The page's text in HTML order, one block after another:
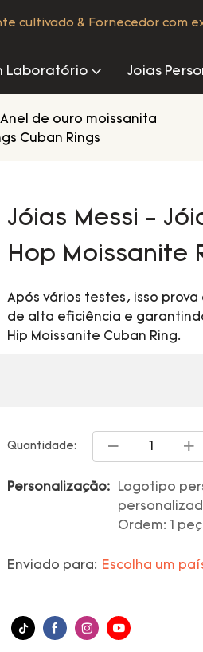
cultivado & Fornecedor com
Laboratório Joias
Anel de ouro moissanita
Cuban Rings
Jóias Messi -
Hop Moissanite
Após vários testes, isso
de alta eficiência e
Hip Moissanite Cuban Ring.
Quantidade:
Personalização:
Logotipo
Ordem: 1
Enviado para: Escolha um